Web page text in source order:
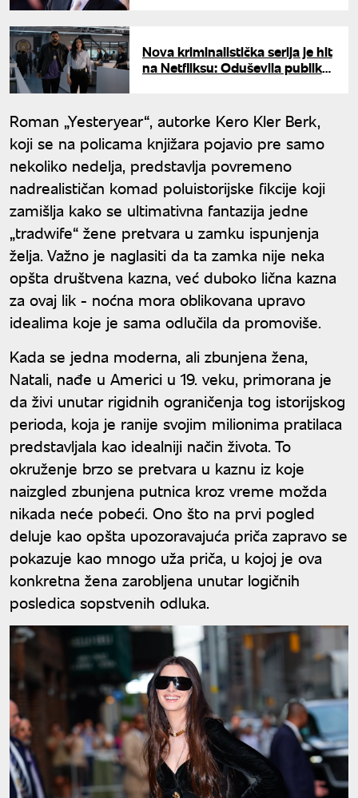
Nova kriminalistička serija je hit
na Netfliksu: Oduševila publiku
Roman „Yesteryear“, autorke Kero Kler Berk,
koji se na policama knjižara pojavio pre samo
nekoliko nedelja, predstavlja povremeno
nadrealističan komad poluistorijske fikcije koji
zamišlja kako se ultimativna fantazija jedne
„tradwife“ žene pretvara u zamku ispunjenja
želja. Važno je naglasiti da ta zamka nije neka
opšta društvena kazna, već duboko lična kazna
za ovaj lik - noćna mora oblikovana upravo
idealima koje je sama odlučila da promoviše.
Kada se jedna moderna, ali zbunjena žena,
Natali, nađe u Americi u 19. veku, primorana je
da živi unutar rigidnih ograničenja tog istorijskog
perioda, koja je ranije svojim milionima pratilaca
predstavljala kao idealniji način života. To
okruženje brzo se pretvara u kaznu iz koje
naizgled zbunjena putnica kroz vreme možda
nikada neće pobeći. Ono što na prvi pogled
deluje kao opšta upozoravajuća priča zapravo se
pokazuje kao mnogo uža priča, u kojoj je ova
konkretna žena zarobljena unutar logičnih
posledica sopstvenih odluka.